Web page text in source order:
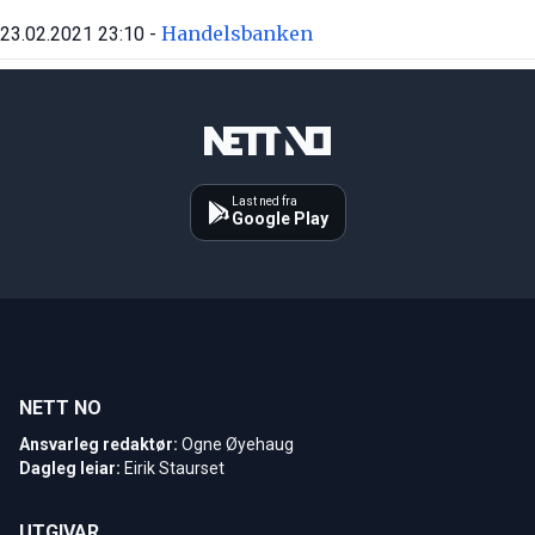
23.02.2021 23:10 - Handelsbanken
Last ned fra
Google Play
NETT NO
Ansvarleg redaktør: Ogne Øyehaug
Dagleg leiar: Eirik Staurset